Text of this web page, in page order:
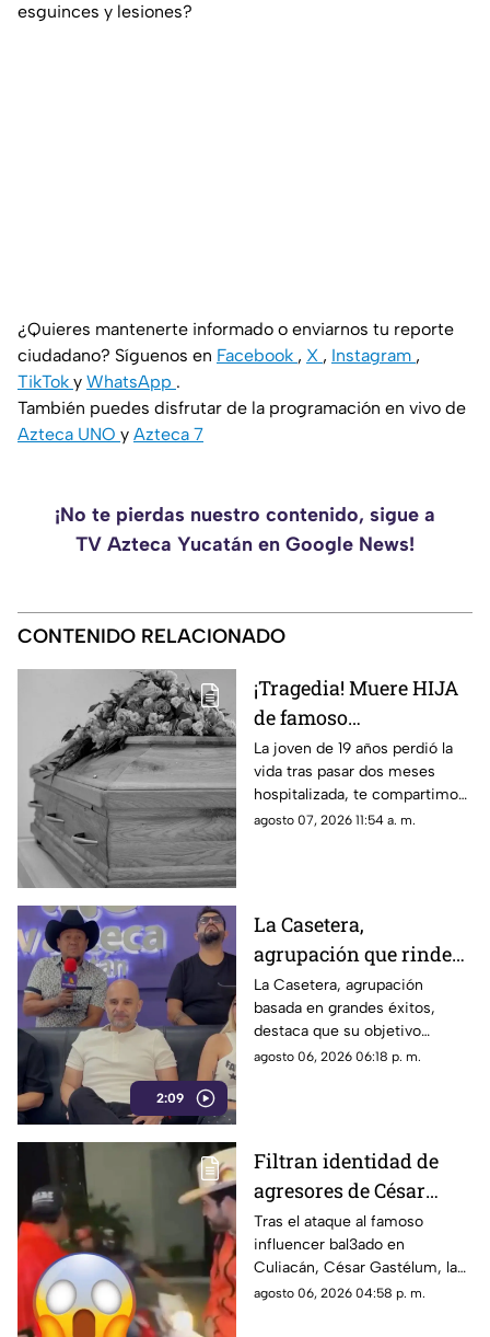
esguinces y lesiones?
¿Quieres mantenerte informado o enviarnos tu reporte
ciudadano? Síguenos en Facebook , X , Instagram ,
TikTok y WhatsApp .
También puedes disfrutar de la programación en vivo de
Azteca UNO y Azteca 7
¡No te pierdas nuestro contenido, sigue a
TV Azteca Yucatán en Google News!
CONTENIDO RELACIONADO
¡Tragedia! Muere HIJA
de famoso
COMEDIANTE
mexicano a los 19 años
en su vivienda; esto se
sabe
La joven de 19 años perdió la
vida tras pasar dos meses
hospitalizada, te compartimos
lo que se sabe de su muerte.
agosto 07, 2026 11:54 a. m.
2:09
La Casetera,
agrupación que rinde
homenaje a los mejores
éxitos
La Casetera, agrupación
basada en grandes éxitos,
destaca que su objetivo
principal es que el público
agosto 06, 2026 06:18 p. m.
Filtran identidad de
agresores de César
Gastélum, influencer
bal3ado a sangre fría
con TIRO de GRACIA
Tras el ataque al famoso
influencer bal3ado en
Culiacán, César Gastélum, la
identidad de los presuntos
agosto 06, 2026 04:58 p. m.